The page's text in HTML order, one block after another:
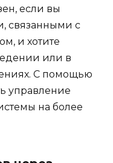
если вы
связанными с
и хотите
или в
С помощью
управление
на более